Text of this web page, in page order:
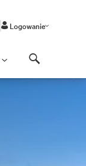
Logowanie